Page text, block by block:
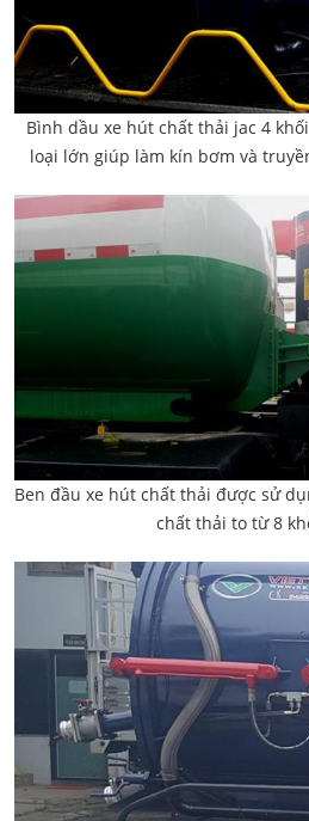
Bình dầu xe hút chất thải jac 4
loại lớn giúp làm kín bơm và
Ben đầu xe hút chất thải được sử
chất thải to từ 8